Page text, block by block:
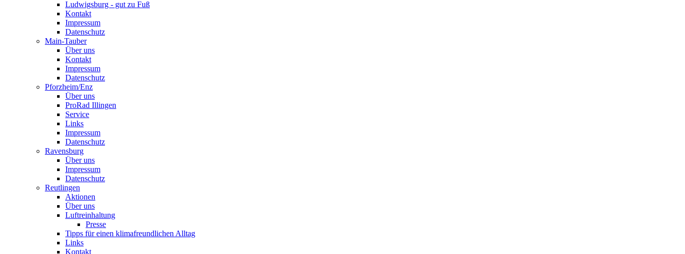
Ludwigsburg - gut zu Fuß
Kontakt
Impressum
Datenschutz
Main-Tauber
Über uns
Kontakt
Impressum
Datenschutz
Pforzheim/Enz
Über uns
ProRad Illingen
Service
Links
Impressum
Datenschutz
Ravensburg
Über uns
Impressum
Datenschutz
Reutlingen
Aktionen
Über uns
Luftreinhaltung
Presse
Tipps für einen klimafreundlichen Alltag
Links
Kontakt